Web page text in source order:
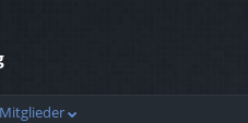
Mitglieder